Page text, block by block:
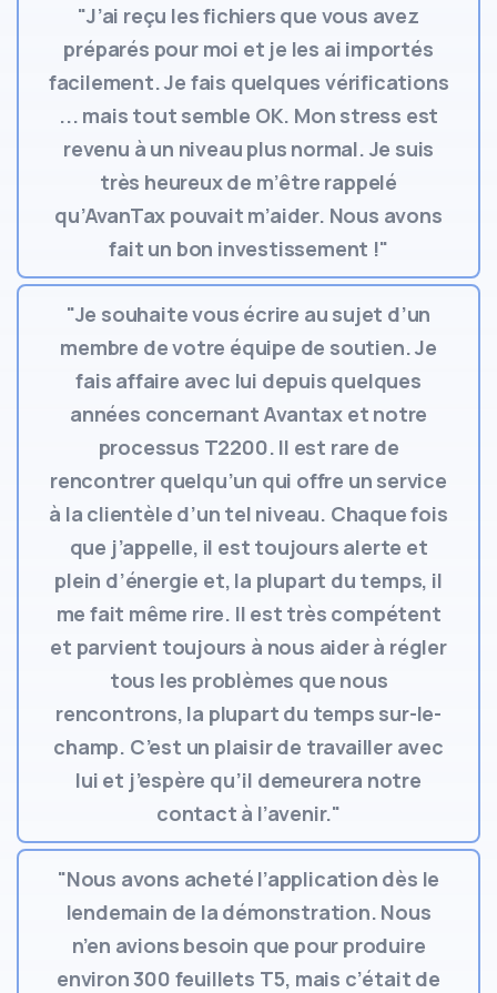
"J’ai reçu les fichiers que vous avez
préparés pour moi et je les ai importés
facilement. Je fais quelques vérifications
... mais tout semble OK. Mon stress est
revenu à un niveau plus normal. Je suis
très heureux de m’être rappelé
qu’AvanTax pouvait m’aider. Nous avons
fait un bon investissement !"
"Je souhaite vous écrire au sujet d’un
membre de votre équipe de soutien. Je
fais affaire avec lui depuis quelques
années concernant Avantax et notre
processus T2200. Il est rare de
rencontrer quelqu’un qui offre un service
à la clientèle d’un tel niveau. Chaque fois
que j’appelle, il est toujours alerte et
plein d’énergie et, la plupart du temps, il
me fait même rire. Il est très compétent
et parvient toujours à nous aider à régler
tous les problèmes que nous
rencontrons, la plupart du temps sur-le-
champ. C’est un plaisir de travailler avec
lui et j’espère qu’il demeurera notre
contact à l’avenir."
"Nous avons acheté l’application dès le
lendemain de la démonstration. Nous
n’en avions besoin que pour produire
environ 300 feuillets T5, mais c’était de